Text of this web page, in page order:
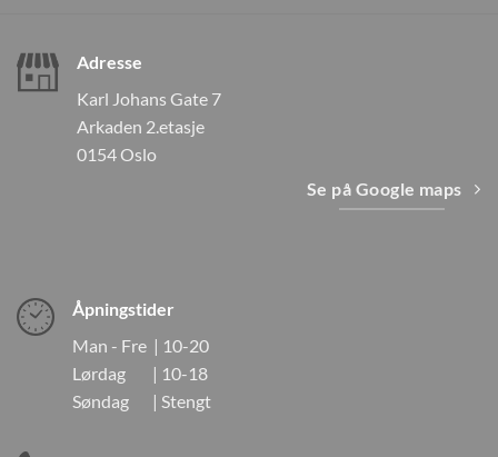
Adresse
Karl Johans Gate 7
Arkaden 2.etasje
0154 Oslo
Se på Google maps
Åpningstider
Man - Fre | 10-20
Lørdag | 10-18
Søndag | Stengt